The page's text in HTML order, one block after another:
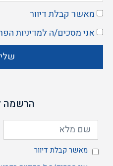
מאשר קבלת דיוור
אני מסכים/ה למדיניות
הרשמה
מאשר קבלת דיוור